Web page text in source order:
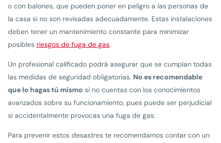
o con balones, que pueden poner en peligro a las personas de
la casa si no son revisadas adecuadamente. Estas instalaciones
deben tener un mantenimiento constante para minimizar
posibles riesgos de fuga de gas.
Un profesional calificado podrá asegurar que se cumplan todas
las medidas de seguridad obligatorias. No es recomendable
que lo hagas tú mismo si no cuentas con los conocimientos
avanzados sobre su funcionamiento, pues puede ser perjudicial
si accidentalmente provocas una fuga de gas.
Para prevenir estos desastres te recomendamos contar con un